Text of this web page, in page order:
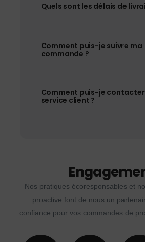
Quels sont les délais de
Comment puis-je suivre ma
commande ?
Comment puis-je contacter
service client ?
Nos pratiques écoresponsables et
proactive font de nous un
confiance pour vos commandes de